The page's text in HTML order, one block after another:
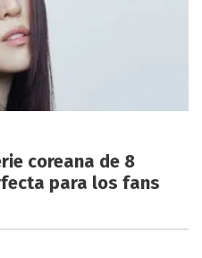
coreana de 8
para los fans